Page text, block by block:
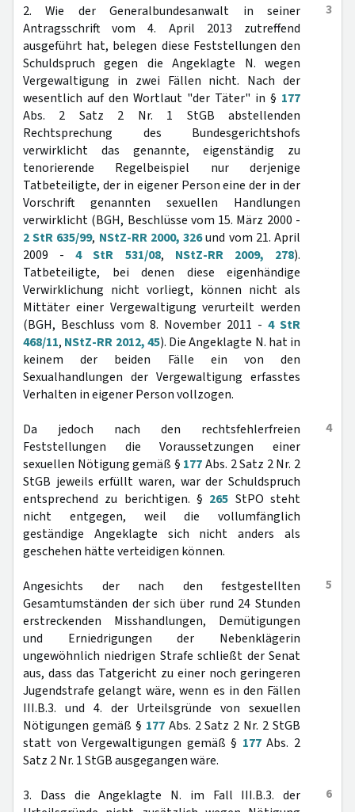
3
2. Wie der Generalbundesanwalt in seiner
Antragsschrift vom 4. April 2013 zutreffend
ausgeführt hat, belegen diese Feststellungen den
Schuldspruch gegen die Angeklagte N. wegen
Vergewaltigung in zwei Fällen nicht. Nach der
wesentlich auf den Wortlaut "der Täter" in § 177
Abs. 2 Satz 2 Nr. 1 StGB abstellenden
Rechtsprechung des Bundesgerichtshofs
verwirklicht das genannte, eigenständig zu
tenorierende Regelbeispiel nur derjenige
Tatbeteiligte, der in eigener Person eine der in der
Vorschrift genannten sexuellen Handlungen
verwirklicht (BGH, Beschlüsse vom 15. März 2000 -
2 StR 635/99, NStZ-RR 2000, 326und vom 21. April
2009 -4 StR 531/08, NStZ-RR 2009, 278).
Tatbeteiligte, bei denen diese eigenhändige
Verwirklichung nicht vorliegt, können nicht als
Mittäter einer Vergewaltigung verurteilt werden
(BGH, Beschluss vom 8. November 2011 - 4 StR
468/11, NStZ-RR 2012, 45). Die Angeklagte N. hat in
keinem der beiden Fälle ein von den
Sexualhandlungen der Vergewaltigung erfasstes
Verhalten in eigener Person vollzogen.
4
Da jedoch nach den rechtsfehlerfreien
Feststellungen die Voraussetzungen einer
sexuellen Nötigung gemäß § 177Abs. 2 Satz 2 Nr. 2
StGB jeweils erfüllt waren, war der Schuldspruch
entsprechend zu berichtigen. § 265 StPO steht
nicht entgegen, weil die vollumfänglich
geständige Angeklagte sich nicht anders als
geschehen hätte verteidigen können.
5
Angesichts der nach den festgestellten
Gesamtumständen der sich über rund 24 Stunden
erstreckenden Misshandlungen, Demütigungen
und Erniedrigungen der Nebenklägerin
ungewöhnlich niedrigen Strafe schließt der Senat
aus, dass das Tatgericht zu einer noch geringeren
Jugendstrafe gelangt wäre, wenn es in den Fällen
III.B.3. und 4. der Urteilsgründe von sexuellen
Nötigungen gemäß § 177Abs. 2 Satz 2 Nr. 2 StGB
statt von Vergewaltigungen gemäß § 177Abs. 2
Satz 2 Nr. 1 StGB ausgegangen wäre.
6
3. Dass die Angeklagte N. im Fall III.B.3. der